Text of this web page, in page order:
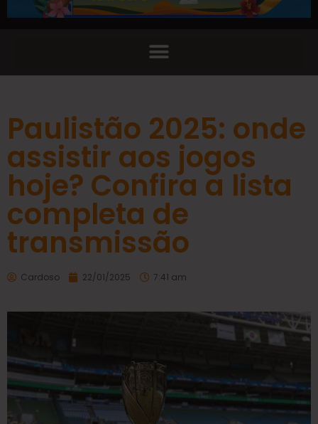
Paulistão 2025: onde
assistir aos jogos
hoje? Confira a lista
completa de
transmissão
Cardoso 22/01/2025 7:41 am